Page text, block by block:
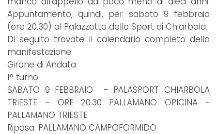
Appuntamento, quindi, per sabato 9 febbraio
(ore 20.30) al Palazzetto dello Sport di Chiarbola.
Di seguito trovate il calendario completo della
manifestazione.
Girone di Andata
1° turno
SABATO 9 FEBBRAIO - PALASPORT CHIARBOLA
TRIESTE – ORE 20.30 PALLAMANO OPICINA -
PALLAMANO TRIESTE
Riposa: PALLAMANO CAMPOFORMIDO